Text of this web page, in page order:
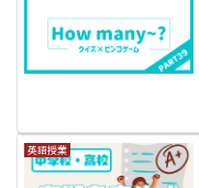
英語授業